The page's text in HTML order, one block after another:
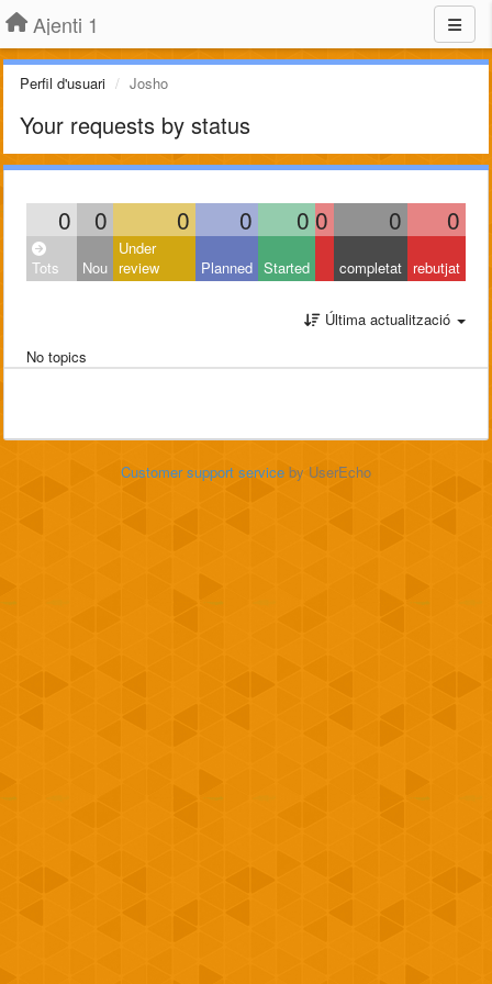
Ajenti 1
Perfil d'usuari Josho
Your requests by status
0 0 0 0 0 0 0 0
Tots Nou
Under
review
Planned Started completat rebutjat
Última actualització
No topics
Customer support service by UserEcho